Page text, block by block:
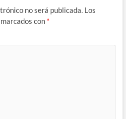
no será publicada. Los
con *